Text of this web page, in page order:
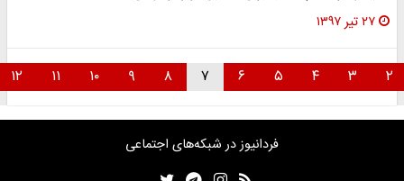
۲۷ تیر ۱۳۹۷
۲ ۳ ۴ ۵ ۶ ۷ ۸ ۹ ۱۰ ۱۱ ۱۲
فردانیوز در شبکه‌های اجتماعی